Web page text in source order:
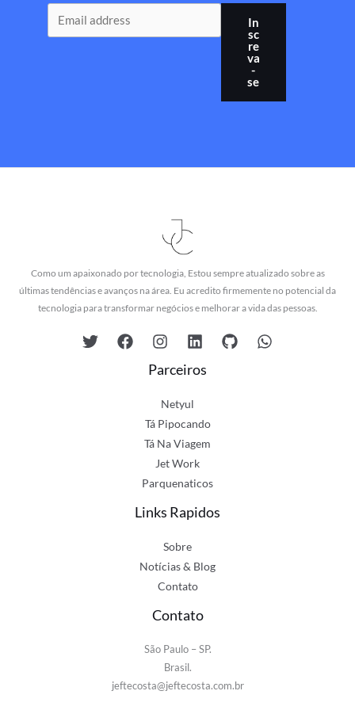
In
sc
re
va
-
se
Como um apaixonado por tecnologia, Estou sempre atualizado sobre as
últimas tendências e avanços na área. Eu acredito firmemente no potencial da
tecnologia para transformar negócios e melhorar a vida das pessoas.
Parceiros
Netyul
Tá Pipocando
Tá Na Viagem
Jet Work
Parquenaticos
Links Rapidos
Sobre
Notícias & Blog
Contato
Contato
São Paulo – SP.
Brasil.
jeftecosta@jeftecosta.com.br